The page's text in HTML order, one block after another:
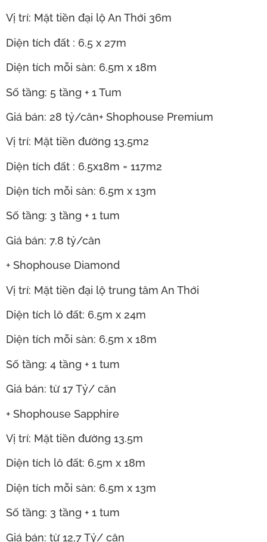
Vị trí: Mặt tiền đại lộ An Thới 36m
Diện tích đất : 6.5 x 27m
Diện tích mỗi sàn: 6.5m x 18m
Số tầng: 5 tầng + 1 Tum
Giá bán: 28 tỷ/căn+ Shophouse Premium
Vị trí: Mặt tiền đường 13.5m2
Diện tích đất : 6.5x18m = 117m2
Diện tích mỗi sàn: 6.5m x 13m
Số tầng: 3 tầng + 1 tum
Giá bán: 7.8 tỷ/căn
+ Shophouse Diamond
Vị trí: Mặt tiền đại lộ trung tâm An Thới
Diện tích lô đất: 6.5m x 24m
Diện tích mỗi sàn: 6.5m x 18m
Số tầng: 4 tầng + 1 tum
Giá bán: từ 17 Tỷ/ căn
+ Shophouse Sapphire
Vị trí: Mặt tiền đường 13.5m
Diện tích lô đất: 6.5m x 18m
Diện tích mỗi sàn: 6.5m x 13m
Số tầng: 3 tầng + 1 tum
Giá bán: từ 12,7 Tỷ/ căn